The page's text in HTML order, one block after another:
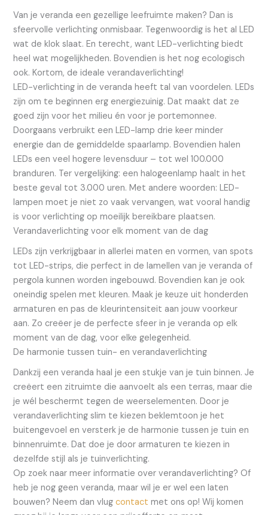
Van je veranda een gezellige leefruimte maken? Dan is
sfeervolle verlichting onmisbaar. Tegenwoordig is het al LED
wat de klok slaat. En terecht, want LED-verlichting biedt
heel wat mogelijkheden. Bovendien is het nog ecologisch
ook. Kortom, de ideale verandaverlichting!
LED-verlichting in de veranda heeft tal van voordelen. LEDs
zijn om te beginnen erg energiezuinig. Dat maakt dat ze
goed zijn voor het milieu én voor je portemonnee.
Doorgaans verbruikt een LED-lamp drie keer minder
energie dan de gemiddelde spaarlamp. Bovendien halen
LEDs een veel hogere levensduur – tot wel 100.000
branduren. Ter vergelijking: een halogeenlamp haalt in het
beste geval tot 3.000 uren. Met andere woorden: LED-
lampen moet je niet zo vaak vervangen, wat vooral handig
is voor verlichting op moeilijk bereikbare plaatsen.
Verandaverlichting voor elk moment van de dag
LEDs zijn verkrijgbaar in allerlei maten en vormen, van spots
tot LED-strips, die perfect in de lamellen van je veranda of
pergola kunnen worden ingebouwd. Bovendien kan je ook
oneindig spelen met kleuren. Maak je keuze uit honderden
armaturen en pas de kleurintensiteit aan jouw voorkeur
aan. Zo creëer je de perfecte sfeer in je veranda op elk
moment van de dag, voor elke gelegenheid.
De harmonie tussen tuin- en verandaverlichting
Dankzij een veranda haal je een stukje van je tuin binnen. Je
creëert een zitruimte die aanvoelt als een terras, maar die
je wél beschermt tegen de weerselementen. Door je
verandaverlichting slim te kiezen beklemtoon je het
buitengevoel en versterk je de harmonie tussen je tuin en
binnenruimte. Dat doe je door armaturen te kiezen in
dezelfde stijl als je tuinverlichting.
Op zoek naar meer informatie over verandaverlichting? Of
heb je nog geen veranda, maar wil je er wel een laten
bouwen? Neem dan vlugcontact met ons op! Wij komen